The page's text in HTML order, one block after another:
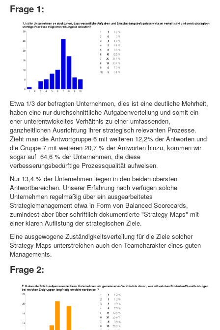
Frage 1:
Etwa 1/3 der befragten Unternehmen, dies ist eine deutliche Mehrheit,
haben eine nur durchschnittliche Aufgabenverteilung und somit ein
eher unterentwickeltes Verhältnis zu einer umfassenden,
ganzheitlichen Ausrichtung ihrer strategisch relevanten Prozesse.
Zieht man die Antwortgruppe 6 mit weiteren 12,2% der Antworten und
die Gruppe 7 mit weiteren 20,7 % der Antworten hinzu, kommen wir
sogar auf 64,6 % der Unternehmen, die diese
verbesserungsbedürftige Prozessqualität aufweisen.
Nur 13,4 % der Unternehmen liegen in den beiden obersten
Antwortbereichen. Unserer Erfahrung nach verfügen solche
Unternehmen regelmäßig über ein ausgearbeitetes
Strategiemanagement etwa in Form von Balanced Scorecards,
zumindest aber über schriftlich dokumentierte "Strategy Maps" mit
einer klaren Auflistung der strategischen Ziele.
Eine ausgewogene Zuständigkeitsverteilung für die Ziele solcher
Strategy Maps unterstreichen auch den Teamcharakter eines guten
Managements.
Frage 2: